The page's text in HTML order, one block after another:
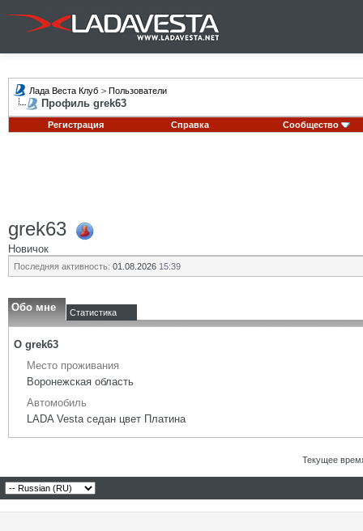
Лада Веста Клуб > Пользователи
Профиль grek63
Регистрация Справка Сообщество
grek63
Новичок
Последняя активность: 01.08.2026 15:39
Обо мне Статистика
О grek63
Место проживания
Воронежская область
Автомобиль
LADA Vesta седан цвет Платина
Текущее